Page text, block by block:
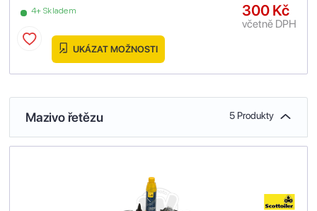
4+ Skladem 300 Kč
včetně DPH
UKÁZAT MOŽNOSTI
Mazivo řetězu 5 Produkty